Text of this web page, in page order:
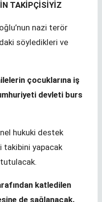
TAKİPÇİSİYİZ
nazi terör
söyledikleri ve
çocuklarına iş
devleti burs
hukuki destek
takibini yapacak
katledilen
de sağlanacak.